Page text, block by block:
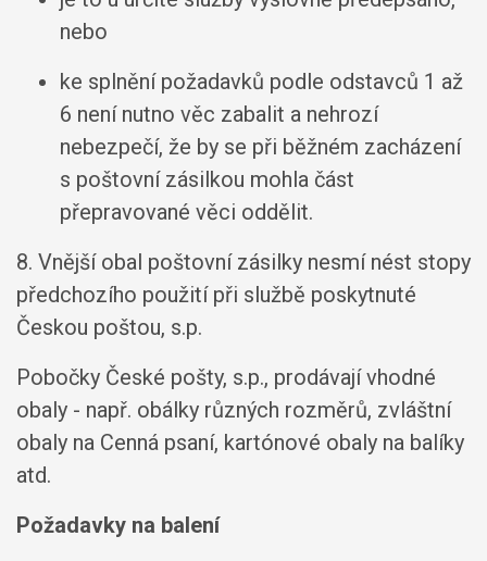
nebo
ke splnění požadavků podle odstavců 1 až
6 není nutno věc zabalit a nehrozí
nebezpečí, že by se při běžném zacházení
s poštovní zásilkou mohla část
přepravované věci oddělit.
8. Vnější obal poštovní zásilky nesmí nést stopy
předchozího použití při službě poskytnuté
Českou poštou, s.p.
Pobočky České pošty, s.p., prodávají vhodné
obaly - např. obálky různých rozměrů, zvláštní
obaly na Cenná psaní, kartónové obaly na balíky
atd.
Požadavky na balení